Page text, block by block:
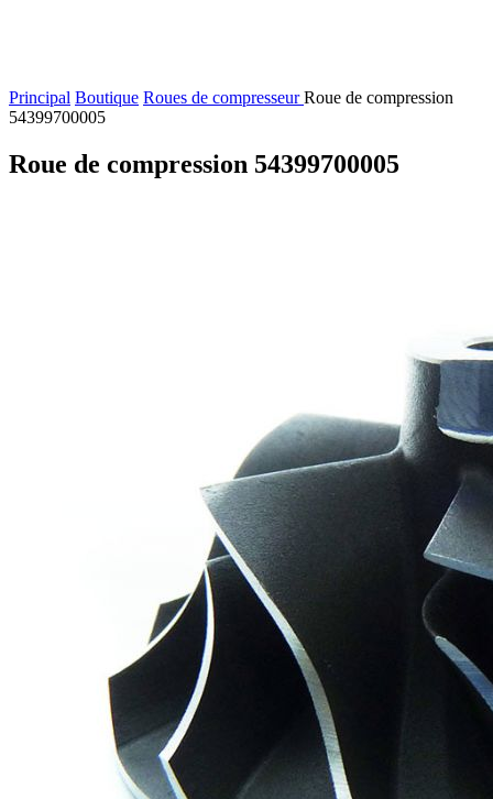
Principal Boutique Roues de compresseurRoue de compression
54399700005
Roue de compression 54399700005